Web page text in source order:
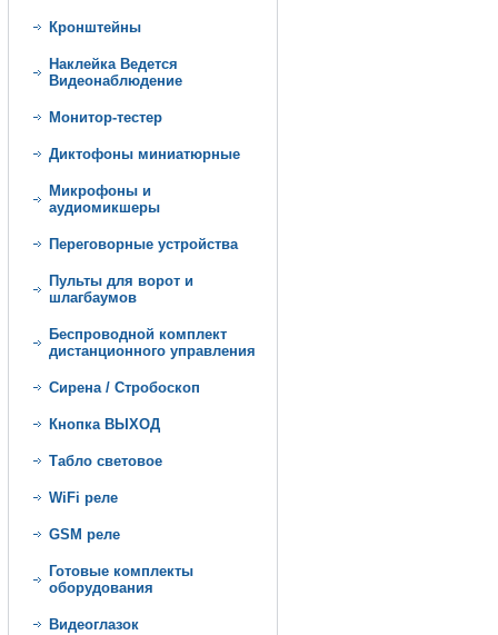
Кронштейны
Наклейка Ведется
Видеонаблюдение
Монитор-тестер
Диктофоны миниатюрные
Микрофоны и
аудиомикшеры
Переговорные устройства
Пульты для ворот и
шлагбаумов
Беспроводной комплект
дистанционного управления
Сирена / Стробоскоп
Кнопка ВЫХОД
Табло световое
WiFi реле
GSM реле
Готовые комплекты
оборудования
Видеоглазок